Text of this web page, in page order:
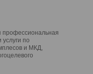
по
и МКД,